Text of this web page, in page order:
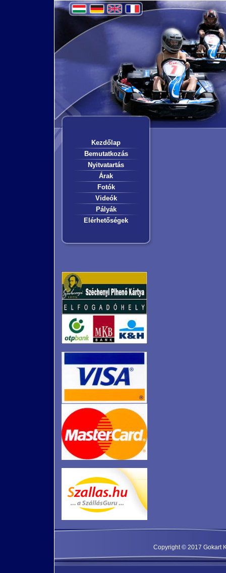
Kezdőlap
Bemutatkozás
Nyitvatartás
Árak
Fotók
Videók
Pályák
Elérhetőségek
Copyright © 2017 Gokart